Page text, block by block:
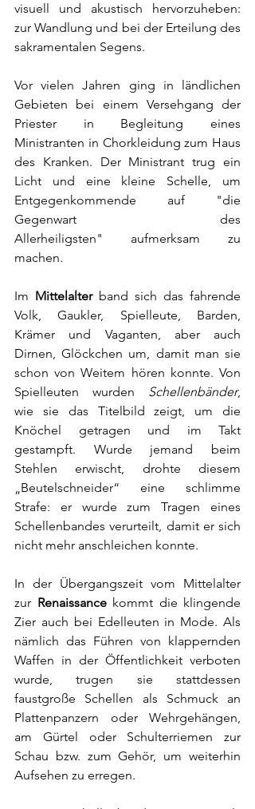
visuell und akustisch hervorzuheben:
zur Wandlung
sakramentalen Segens.
Vor vielen Jahren ging in ländlichen
Gebieten bei einem Versehgang der
Ministranten in Chorkleidung zum Haus
des Kranken. Der Ministrant trug ein
Licht und eine kleine Schelle, um
Entgegenkommende auf "die
Allerheiligsten"
aufmerksam zu
machen.
Im Mittelalter band sich das fahrende
Volk, Gaukler, Spielleute, Barden,
Krämer und Vaganten, aber auch
Dirnen, Glöckchen um, damit man sie
schon von Weitem hören konnte. Von
Spielleuten wurden Schellenbänder,
wie sie das Titelbild zeigt,
um die
Knöchel getragen und im Takt
gestampft. Wurde jemand beim
Stehlen erwischt, drohte diesem
„Beutelschneider“ eine schlimme
Strafe: er wurde zum Tragen eines
Schellenbandes verurteilt, damit er sich
nicht mehr anschleichen konnte.
In der Übergangszeit vom Mittelalter
zur Renaissance kommt die klingende
Zier auch bei Edelleuten in Mode. Als
nämlich das Führen von klappernden
Waffen in der Öffentlichkeit verboten
wurde, trugen sie stattdessen
Plattenpanzern oder Wehrgehängen,
am Gürtel oder Schulterriemen zur
Schau bzw. zum Gehör, um weiterhin
Aufsehen zu erregen.